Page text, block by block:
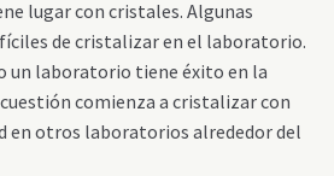
lugar con cristales. Algunas
de cristalizar en el laboratorio.
un laboratorio tiene éxito en la
comienza a cristalizar con
en otros laboratorios alrededor del